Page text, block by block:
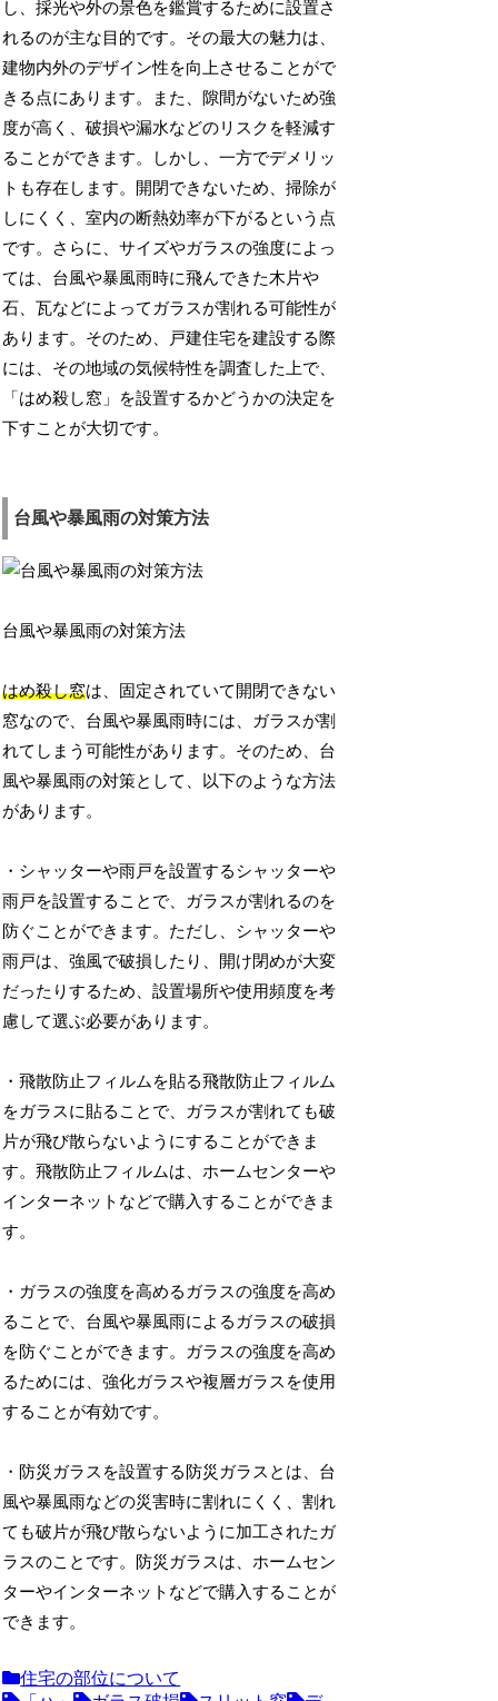
し、採光や外の景色を鑑賞するために設置さ
れるのが主な目的です。その最大の魅力は、
建物内外のデザイン性を向上させることがで
きる点にあります。また、隙間がないため強
度が高く、破損や漏水などのリスクを軽減す
ることができます。しかし、一方でデメリッ
トも存在します。開閉できないため、掃除が
しにくく、室内の断熱効率が下がるという点
です。さらに、サイズやガラスの強度によっ
ては、台風や暴風雨時に飛んできた木片や
石、瓦などによってガラスが割れる可能性が
あります。そのため、戸建住宅を建設する際
には、その地域の気候特性を調査した上で、
「はめ殺し窓」を設置するかどうかの決定を
下すことが大切です。
台風や暴風雨の対策方法
台風や暴風雨の対策方法
はめ殺し窓は、固定されていて開閉できない
窓なので、台風や暴風雨時には、ガラスが割
れてしまう可能性があります。そのため、台
風や暴風雨の対策として、以下のような方法
があります。
・シャッターや雨戸を設置するシャッターや
雨戸を設置することで、ガラスが割れるのを
防ぐことができます。ただし、シャッターや
雨戸は、強風で破損したり、開け閉めが大変
だったりするため、設置場所や使用頻度を考
慮して選ぶ必要があります。
・飛散防止フィルムを貼る飛散防止フィルム
をガラスに貼ることで、ガラスが割れても破
片が飛び散らないようにすることができま
す。飛散防止フィルムは、ホームセンターや
インターネットなどで購入することができま
す。
・ガラスの強度を高めるガラスの強度を高め
ることで、台風や暴風雨によるガラスの破損
を防ぐことができます。ガラスの強度を高め
るためには、強化ガラスや複層ガラスを使用
することが有効です。
・防災ガラスを設置する防災ガラスとは、台
風や暴風雨などの災害時に割れにくく、割れ
ても破片が飛び散らないように加工されたガ
ラスのことです。防災ガラスは、ホームセン
ターやインターネットなどで購入することが
できます。
住宅の部位について